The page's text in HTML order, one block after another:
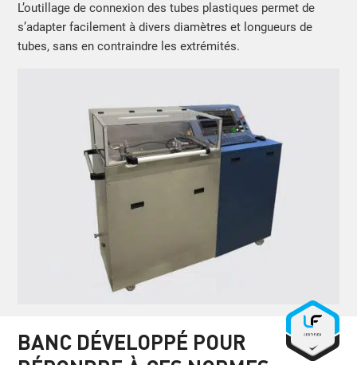
L’outillage de connexion des tubes plastiques permet de
s’adapter facilement à divers diamètres et longueurs de
tubes, sans en contraindre les extrémités.
BANC DÉVELOPPÉ POUR